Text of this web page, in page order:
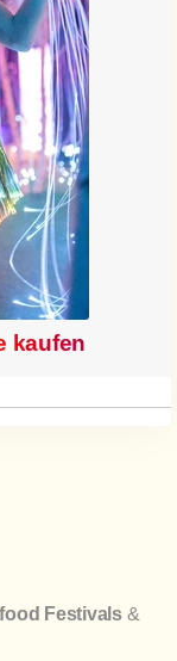
kaufen
Festivals&